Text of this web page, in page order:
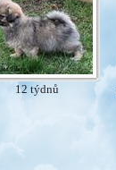
12 týdnů